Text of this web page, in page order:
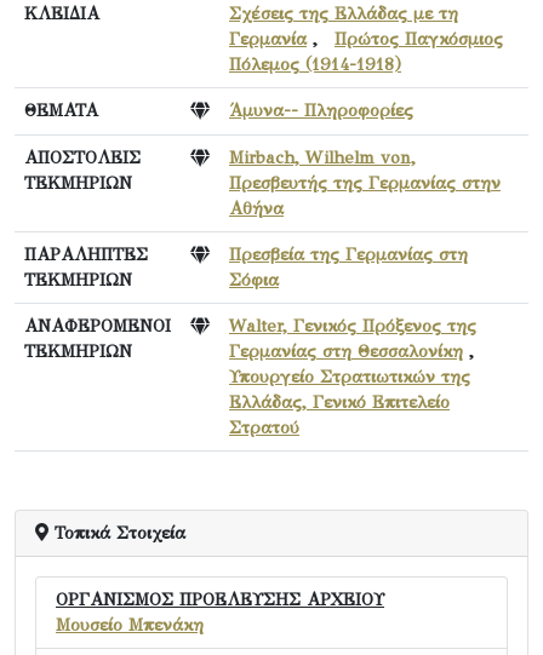
ΚΛΕΙΔΙΑ
Σχέσεις της Ελλάδας με τη
Γερμανία, Πρώτος Παγκόσμιος
Πόλεμος (1914-1918)
ΘΕΜΑΤΑ Άμυνα-- Πληροφορίες
ΑΠΟΣΤΟΛΕΙΣ
ΤΕΚΜΗΡΙΩΝ
Mirbach, Wilhelm von,
Πρεσβευτής της Γερμανίας στην
Αθήνα
ΠΑΡΑΛΗΠΤΕΣ
ΤΕΚΜΗΡΙΩΝ
Πρεσβεία της Γερμανίας στη
Σόφια
ΑΝΑΦΕΡΟΜΕΝΟΙ
ΤΕΚΜΗΡΙΩΝ
Walter, Γενικός Πρόξενος της
Γερμανίας στη Θεσσαλονίκη ,
Υπουργείο Στρατιωτικών της
Ελλάδας, Γενικό Επιτελείο
Στρατού
Τοπικά Στοιχεία
ΟΡΓΑΝΙΣΜΟΣ ΠΡΟΕΛΕΥΣΗΣ ΑΡΧΕΙΟΥ
Μουσείο Μπενάκη